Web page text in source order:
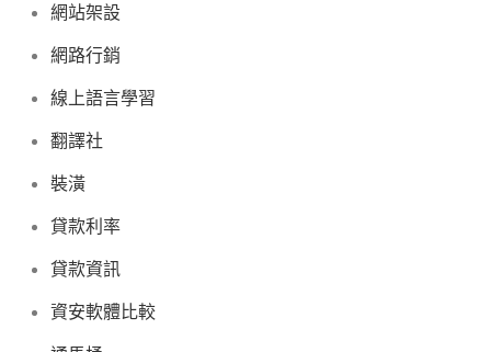
網站架設
網路行銷
線上語言學習
翻譯社
裝潢
貸款利率
貸款資訊
資安軟體比較